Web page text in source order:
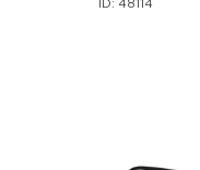
ID: 48114